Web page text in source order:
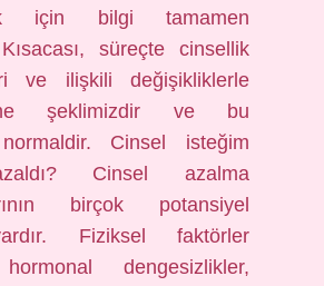
için bilgi tamamen
süreçte cinsellik
ve ilişkili değişikliklerle
şeklimizdir ve bu
Cinsel isteğim
Cinsel azalma
birçok potansiyel
Fiziksel faktörler
dengesizlikler,